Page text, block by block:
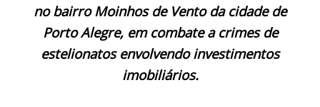
no bairro Moinhos de Vento da cidade de
Porto Alegre, em combate a crimes de
estelionatos envolvendo investimentos
imobiliários.